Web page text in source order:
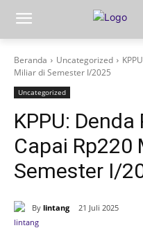
Beranda Uncategorized
Miliar di Semester I/2025
Uncategorized
KPPU:
Capai Rp220
Semester I/
By lintang 21 Juli 2025